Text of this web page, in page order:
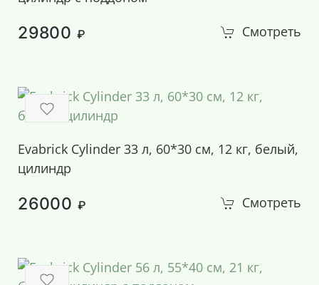
29800 ₽ Смотреть
Evabrick Cylinder 33 л, 60*30 см, 12 кг, белый,
цилиндр
26000 ₽ Смотреть